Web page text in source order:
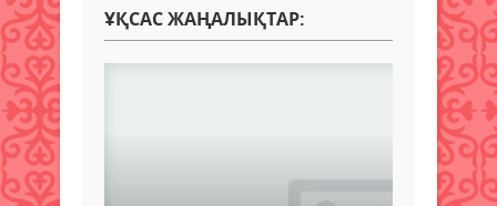
ҰҚСАС ЖАҢАЛЫҚТАР: